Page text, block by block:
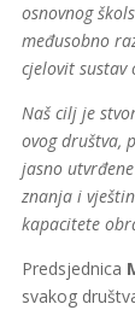
osnovnog
međusobno
cjelovit sustav
Naš cilj je
ovog društva,
jasno
znanja i
kapacitete
Predsjednica
svakog